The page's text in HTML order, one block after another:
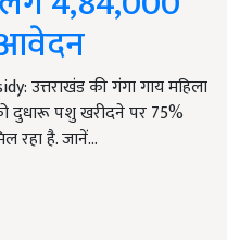
उत्तराखंड की गंगा गाय महिला
दुधारू पशु खरीदने पर 75%
रहा है. जानें…